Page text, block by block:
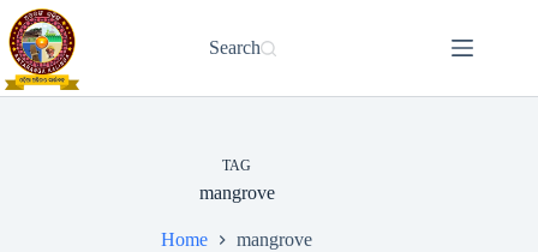
Skip
to
content
Search
TAG
mangrove
Home mangrove